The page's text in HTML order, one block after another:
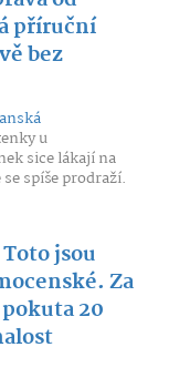
příruční
bez
u
sice lákají na
spíše prodraží.
jsou
Za
20